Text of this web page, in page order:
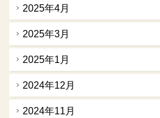
2025年4月
2025年3月
2025年1月
2024年12月
2024年11月